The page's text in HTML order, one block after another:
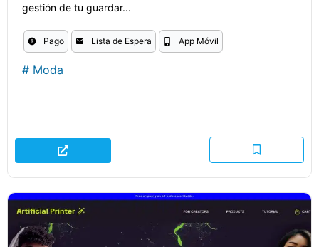
gestión de tu guardar...
Pago Lista de Espera App Móvil
# Moda